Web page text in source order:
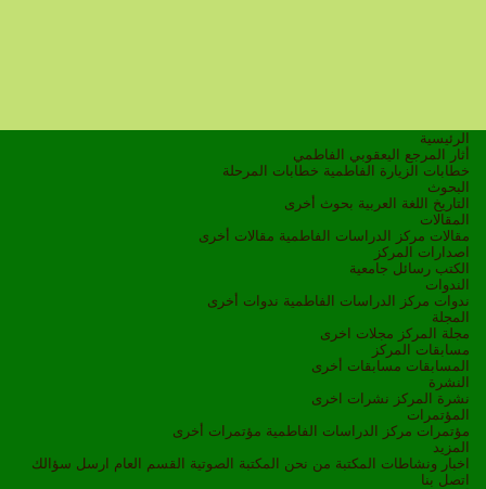
الرئيسية
أثار المرجع اليعقوبي الفاطمي
خطابات الزيارة الفاطمية خطابات المرحلة
البحوث
التاريخ
اللغة العربية بحوث أخرى
المقالات
مقالات مركز الدراسات الفاطمية مقالات أخرى
اصدارات المركز
الكتب رسائل جامعية
الندوات
ندوات مركز الدراسات الفاطمية ندوات أخرى
المجلة
مجلة المركز مجلات اخرى
مسابقات المركز
المسابقات مسابقات أخرى
النشرة
نشرة المركز نشرات اخرى
المؤتمرات
مؤتمرات مركز الدراسات الفاطمية مؤتمرات أخرى
المزيد
اخبار ونشاطات
المكتبة من نحن المكتبة الصوتية القسم العام ارسل سؤالك
اتصل بنا